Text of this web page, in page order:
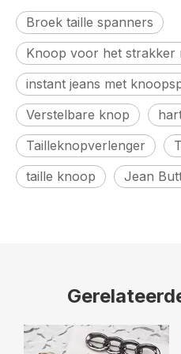
Broek taille spanners
Knoop voor het strakker
instant jeans met
Verstelbare knop
Tailleknopverlenger
taille knoop
Jean